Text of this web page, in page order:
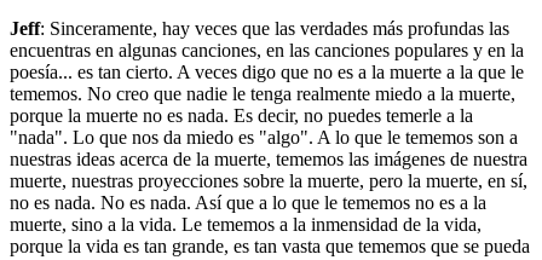
Jeff: Sinceramente, hay veces que las verdades más profundas las
encuentras en algunas canciones, en las canciones populares y en la
poesía... es tan cierto. A veces digo que no es a la muerte a la que le
tememos. No creo que nadie le tenga realmente miedo a la muerte,
porque la muerte no es nada. Es decir, no puedes temerle a la
"nada". Lo que nos da miedo es "algo". A lo que le tememos son a
nuestras ideas acerca de la muerte, tememos las imágenes de nuestra
muerte, nuestras proyecciones sobre la muerte, pero la muerte, en sí,
no es nada. No es nada. Así que a lo que le tememos no es a la
muerte, sino a la vida. Le tememos a la inmensidad de la vida,
porque la vida es tan grande, es tan vasta que tememos que se pueda